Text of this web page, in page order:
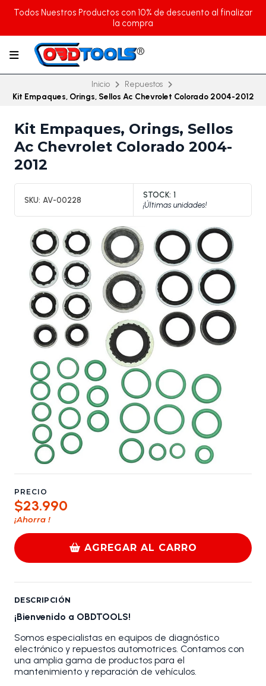
Todos Nuestros Productos con 10% de descuento al finalizar
la compra
Inicio
Repuestos
Kit Empaques, Orings, Sellos Ac Chevrolet Colorado 2004-2012
Kit Empaques, Orings, Sellos
Ac Chevrolet Colorado 2004-
2012
SKU: AV-00228
STOCK: 1
¡Últimas unidades!
PRECIO
$23.990
¡Ahorra !
AGREGAR AL CARRO
DESCRIPCIÓN
¡Bienvenido a OBDTOOLS!
Somos especialistas en equipos de diagnóstico
electrónico y repuestos automotrices. Contamos con
una amplia gama de productos para el
mantenimiento y reparación de vehículos.